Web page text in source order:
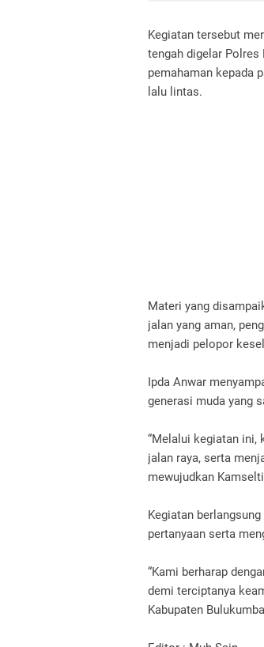
Kegiatan tersebut
tengah digelar
pemahaman kepada
lalu lintas.
Materi yang
jalan yang aman,
menjadi pelopor
Ipda Anwar
generasi muda yang
“Melalui kegiatan ini,
jalan raya, serta
mewujudkan
Kegiatan
pertanyaan serta
“Kami berharap
demi terciptanya
Kabupaten